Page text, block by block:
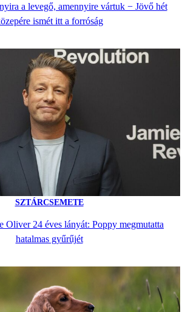
a levegő, amennyire vártuk − Jövő hét
ismét itt a forróság
SZTÁRCSEMETE
Oliver 24 éves lányát: Poppy megmutatta
hatalmas gyűrűjét